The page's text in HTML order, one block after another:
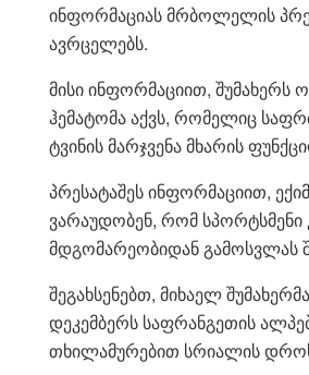
ინფორმაციას მრბოლელის
ავრცელებს.
მისი ინფორმაციით, შუმახერს
ჰემატომა აქვს, რომელიც
ტვინის მარჯვენა მხარის
პრესატაშეს ინფორმაციით,
ვარაუდობენ, რომ
მდგომარეობიდან გამოსვლას
შეგახსენებთ, მიხაელ
დეკემბერს საფრანგეთის
თხილამურებით სრიალის